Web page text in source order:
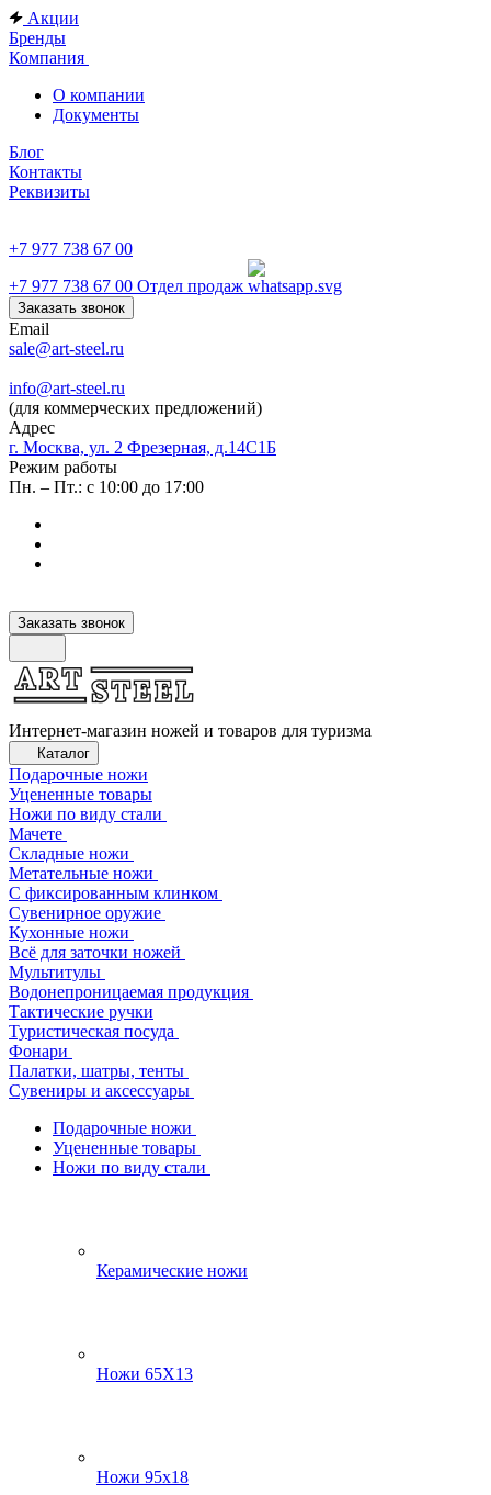
Акции
Бренды
Компания
О компании
Документы
Блог
Контакты
Реквизиты
+7 977 738 67 00
+7 977 738 67 00 Отдел продаж
Заказать звонок
Email
sale@art-steel.ru
info@art-steel.ru
(для коммерческих предложений)
Адрес
г. Москва, ул. 2 Фрезерная, д.14С1Б
Режим работы
Пн. – Пт.: с 10:00 до 17:00
Заказать звонок
Интернет-магазин ножей и товаров для туризма
Каталог
Подарочные ножи
Уцененные товары
Ножи по виду стали
Мачете
Складные ножи
Метательные ножи
С фиксированным клинком
Сувенирное оружие
Кухонные ножи
Всё для заточки ножей
Мультитулы
Водонепроницаемая продукция
Тактические ручки
Туристическая посуда
Фонари
Палатки, шатры, тенты
Сувениры и аксессуары
Подарочные ножи
Уцененные товары
Ножи по виду стали
Керамические ножи
Ножи 65Х13
Ножи 95х18